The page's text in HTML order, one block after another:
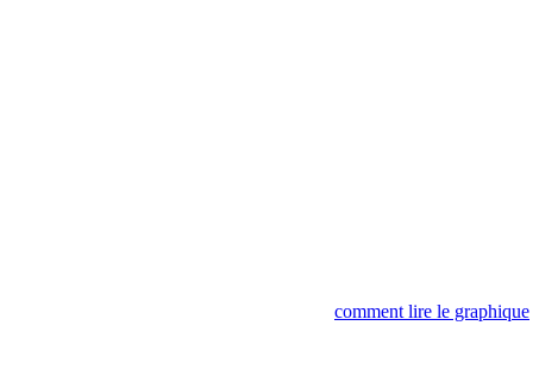
comment lire le graphique